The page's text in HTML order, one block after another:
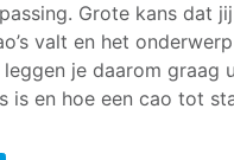
Grote kans dat
valt en het onderwerp
je daarom graag
is en hoe een cao tot